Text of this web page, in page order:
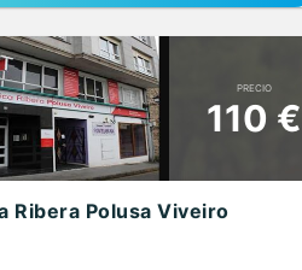
PRECIO
110 €
Ribera Polusa Viveiro